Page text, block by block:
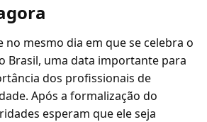
mesmo dia em que se celebra o
Brasil, uma data importante para
dos profissionais de
Após a formalização do
esperam que ele seja